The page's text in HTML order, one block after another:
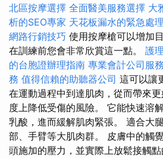
北區按摩選擇 全面醫美服務選擇 大
析的SEO專家 天花板漏水的緊急處
網路行銷技巧 使用按摩槍可以增加
在訓練前您會非常欣賞這一點。 護
的台胞證辦理指南 專業會計公司服務
務 值得信賴的助聽器公司 這可以讓
在運動過程中到達肌肉，從而帶來
度上降低受傷的風險。 它能快速溶
乳酸，進而緩解肌肉緊張。 適合大
部、手臂等大肌肉群。 皮膚中的觸
頭施加的壓力，並實際上放鬆接觸點